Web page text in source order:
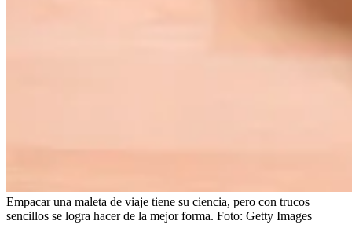
Empacar una maleta de viaje tiene su ciencia, pero con trucos
sencillos se logra hacer de la mejor forma. Foto: Getty Images